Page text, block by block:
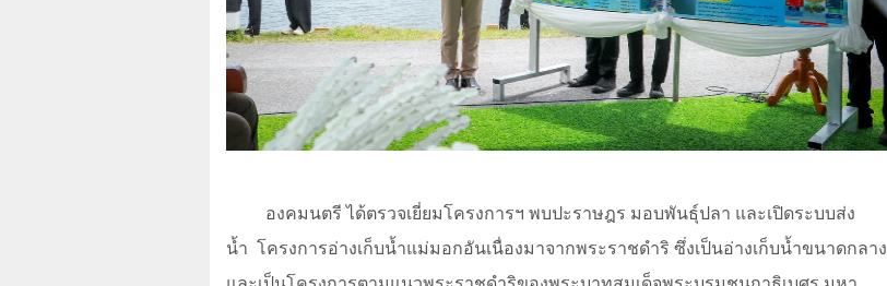
องคมนตรี ได้ตรวจเยี่ยมโครงการฯ พบปะราษฎร มอบพันธ์ุปลา และเปิดระบบส่ง
น้ำ โครงการอ่างเก็บน้ำแม่มอกอันเนื่องมาจากพระราชดำริ ซึ่งเป็นอ่างเก็บน้ำขนาดกลาง